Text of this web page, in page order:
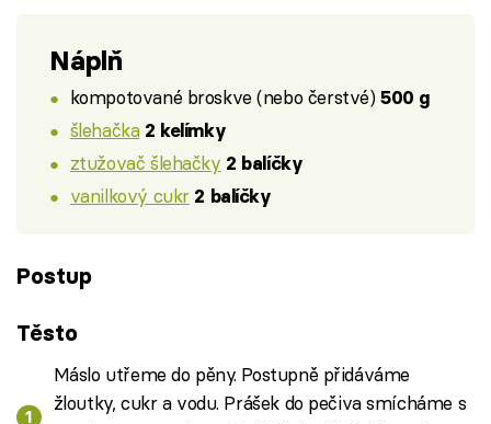
Náplň
kompotované broskve (nebo čerstvé) 500 g
šlehačka 2 kelímky
ztužovač šlehačky 2 balíčky
vanilkový cukr 2 balíčky
Postup
Těsto
Máslo utřeme do pěny. Postupně přidáváme
žloutky, cukr a vodu. Prášek do pečiva smícháme s